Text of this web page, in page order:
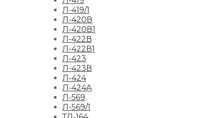
Л-419/1
Л-420В
Л-420В1
Л-422В
Л-422В1
Л-423
Л-423В
Л-424
Л-424А
Л-569
Л-569/1